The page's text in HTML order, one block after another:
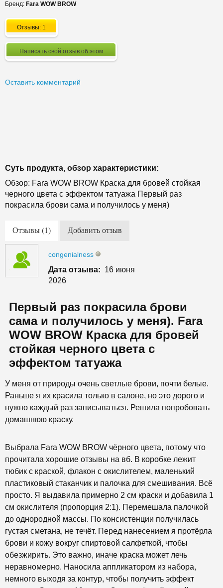
Бренд: Fara WOW BROW
Отзывы: 1
Написать свой отзыв об этом
Оставить комментарий
Суть продукта, обзор характеристики:
Обзор: Fara WOW BROW Краска для бровей стойкая
черного цвета с эффектом татуажа Первый раз
покрасила брови сама и получилось у меня)
Отзывы (1) Добавить отзыв
congenialness
Дата отзыва: 16 июня
2026
Первый раз покрасила брови
сама и получилось у меня). Fara
WOW BROW Краска для бровей
стойкая черного цвета с
эффектом татуажа
У меня от природы очень светлые брови, почти белые.
Раньше я их красила только в салоне, но это дорого и
нужно каждый раз записываться. Решила попробовать
домашнюю краску.
Выбрала Fara WOW BROW чёрного цвета, потому что
прочитала хорошие отзывы на вб. В коробке лежит
тюбик с краской, флакон с окислителем, маленький
пластиковый стаканчик и палочка для смешивания. Всё
просто. Я выдавила примерно 2 см краски и добавила 1
см окислителя (пропорция 2:1). Перемешала палочкой
до однородной массы. По консистенции получилась
густая сметана, не течёт. Перед нанесением я протёрла
брови и кожу вокруг спиртовой салфеткой, чтобы
обезжирить. Это важно, иначе краска может лечь
неравномерно. Наносила аппликатором из набора,
немного выходя за контур, чтобы получить эффект